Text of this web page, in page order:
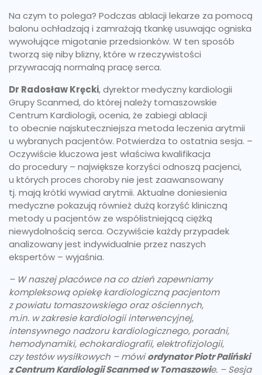
Na czym to polega? Podczas ablacji lekarze za pomocą
balonu ochładzają i zamrażają tkankę usuwając ogniska
wywołujące migotanie przedsionków. W ten sposób
tworzą się niby blizny, które w rzeczywistości
przywracają normalną pracę serca.
Dr Radosław Kręcki, dyrektor medyczny kardiologii
Grupy Scanmed, do której należy tomaszowskie
Centrum Kardiologii, ocenia, że zabiegi ablacji
to obecnie najskuteczniejsza metoda leczenia arytmii
u wybranych pacjentów. Potwierdza to ostatnia sesja. –
Oczywiście kluczowa jest właściwa kwalifikacja
do procedury – największe korzyści odnoszą pacjenci,
u których proces choroby nie jest zaawansowany
tj. mają krótki wywiad arytmii. Aktualne doniesienia
medyczne pokazują również dużą korzyść kliniczną
metody u pacjentów ze współistniejącą ciężką
niewydolnością serca. Oczywiście każdy przypadek
analizowany jest indywidualnie przez naszych
ekspertów – wyjaśnia.
– W naszej placówce na co dzień zapewniamy
kompleksową opiekę kardiologiczną pacjentom
z powiatu tomaszowskiego oraz ościennych,
m.in. w zakresie kardiologii interwencyjnej,
intensywnego nadzoru kardiologicznego, poradni,
hemodynamiki, echokardiografii, elektrofizjologii,
czy testów wysiłkowych – mówiordynator Piotr Paliński
z Centrum Kardiologii Scanmed w Tomaszowie. – Sesja